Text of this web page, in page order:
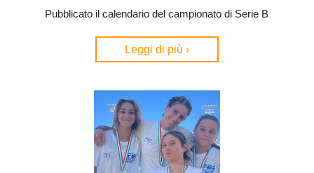
Pubblicato il calendario del campionato di Serie B
Leggi di più ›